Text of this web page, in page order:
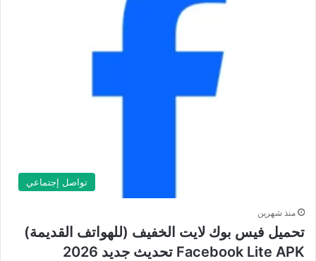
تواصل إجتماعي
منذ شهرين
تحميل فيس بوك لايت الخفيف (للهواتف القديمة)
Facebook Lite APK تحديث جديد 2026